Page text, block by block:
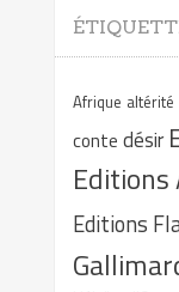
Afrique altérité
conte désir
Editions
Editions